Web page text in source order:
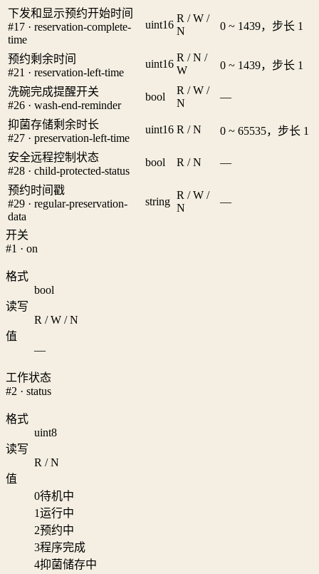
下发和显示预约开始时间
#17 · reservation-complete-
time
uint16
R / W /
N
0 ~ 1439，步长 1
预约剩余时间
#21 · reservation-left-time
uint16
R / N /
W
0 ~ 1439，步长 1
洗碗完成提醒开关
#26 · wash-end-reminder
bool
R / W /
N
—
抑菌存储剩余时长
#27 · preservation-left-time
uint16 R / N 0 ~ 65535，步长 1
安全远程控制状态
#28 · child-protected-status
bool R / N —
预约时间戳
#29 · regular-preservation-
data
string
R / W /
N
—
开关
#1 · on
格式
bool
读写
R / W / N
值
—
工作状态
#2 · status
格式
uint8
读写
R / N
值
0待机中
1运行中
2预约中
3程序完成
4抑菌储存中